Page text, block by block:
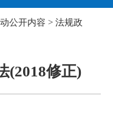
公开内容 > 法规政
(2018修正)